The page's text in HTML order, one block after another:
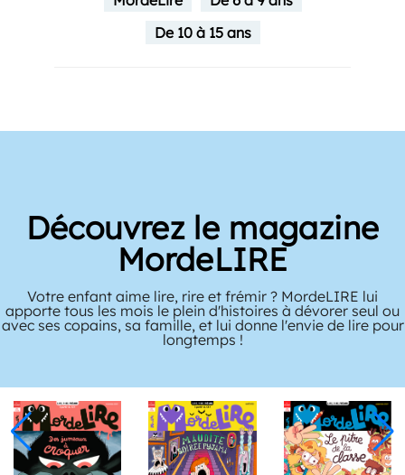
De 10 à 15 ans
Découvrez le magazine
MordeLIRE
Votre enfant aime lire, rire et frémir ? MordeLIRE lui
apporte tous les mois le plein d'histoires à dévorer seul ou
avec ses copains, sa famille, et lui donne l'envie de lire pour
longtemps !